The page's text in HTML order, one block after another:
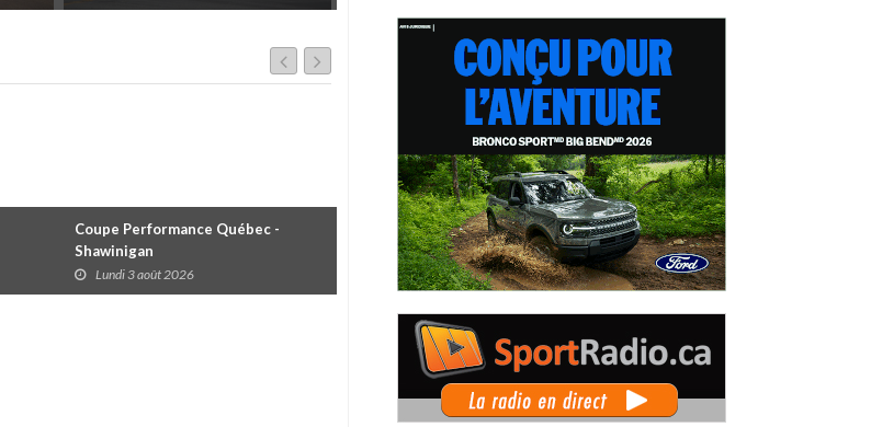
Daytona
Coupe Performance Québec -
Shawinigan
Lundi 3 août 2026
WRC Rallye de Finlande 2026 -
Étapes dimanche et podium
Dimanche 2 août 2026
WRC Rallye de Finlande 2026 -
Étapes samedi
Samedi 1er août 2026